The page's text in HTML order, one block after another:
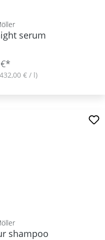
serum
€ / l)
shampoo